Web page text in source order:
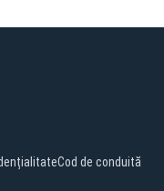
Cod de conduită